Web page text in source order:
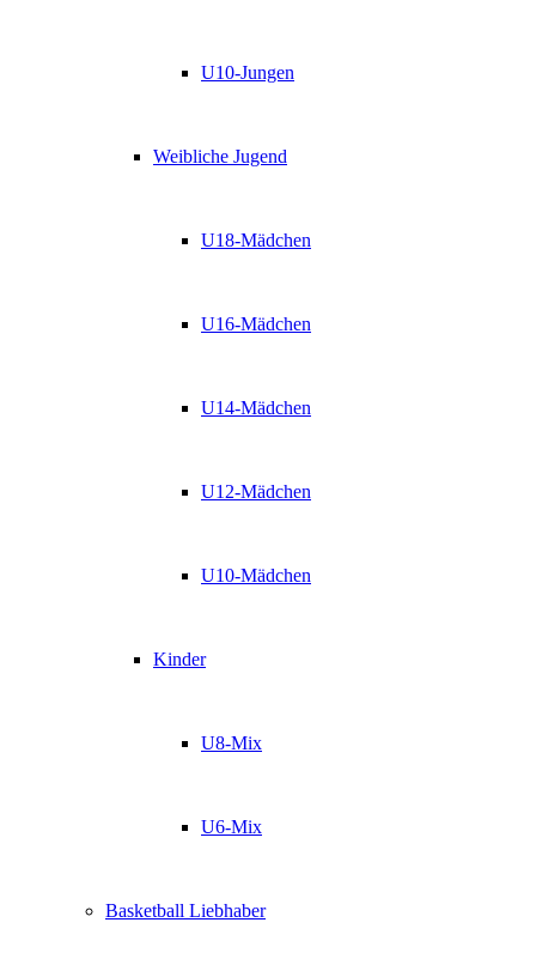
U10-Jungen
Weibliche Jugend
U18-Mädchen
U16-Mädchen
U14-Mädchen
U12-Mädchen
U10-Mädchen
Kinder
U8-Mix
U6-Mix
Basketball Liebhaber